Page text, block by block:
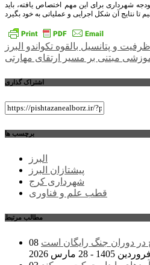
شهرداری برای این مهم اختصاص یافته، باید
راهبری
نوشته
ظرفیت و پتانسیل بالقوه تکواندو البرز
مبتنی بر مسیر ارتقای مهارتی
اشتراک گذاری
برچسب ها
البرز
پیشتازان البرز
شهرداری کرج
قطب علم و فناوری
مطالب مرتبط
دوران جنگ رایگان است 08
فروردین 1405 - 28 مارس 2026